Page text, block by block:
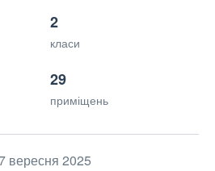
2
класи
29
приміщень
вересня 2025